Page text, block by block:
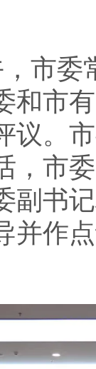
委
和市
议。
，市
副书
并作